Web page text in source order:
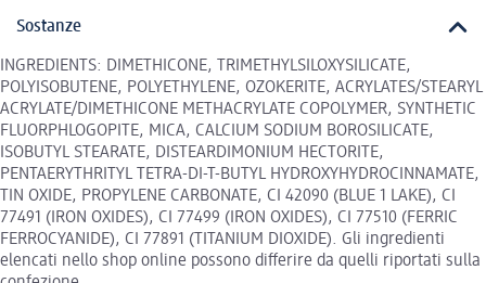
Sostanze
INGREDIENTS: DIMETHICONE, TRIMETHYLSILOXYSILICATE,
POLYISOBUTENE, POLYETHYLENE, OZOKERITE, ACRYLATES/STEARYL
ACRYLATE/DIMETHICONE METHACRYLATE COPOLYMER, SYNTHETIC
FLUORPHLOGOPITE, MICA, CALCIUM SODIUM BOROSILICATE,
ISOBUTYL STEARATE, DISTEARDIMONIUM HECTORITE,
PENTAERYTHRITYL TETRA-DI-T-BUTYL HYDROXYHYDROCINNAMATE,
TIN OXIDE, PROPYLENE CARBONATE, CI 42090 (BLUE 1 LAKE), CI
77491 (IRON OXIDES), CI 77499 (IRON OXIDES), CI 77510 (FERRIC
FERROCYANIDE), CI 77891 (TITANIUM DIOXIDE). Gli ingredienti
elencati nello shop online possono differire da quelli riportati sulla